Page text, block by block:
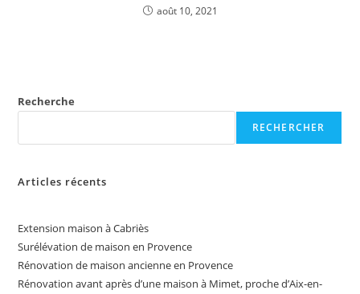
août 10, 2021
Recherche
RECHERCHER
Articles récents
Extension maison à Cabriès
Surélévation de maison en Provence
Rénovation de maison ancienne en Provence
Rénovation avant après d’une maison à Mimet, proche d’Aix-en-